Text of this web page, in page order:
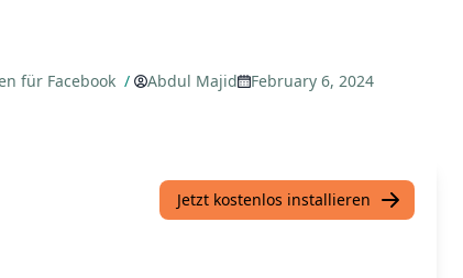
für Facebook / Abdul Majid
February 6, 2024
Jetzt kostenlos installieren